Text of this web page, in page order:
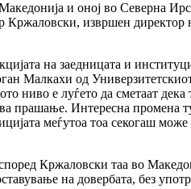
и оној во Северна
Кржаловски, извршен
на заедницата и
Малкахи од
ниво е луѓето да сметаат
прашање. Интересна промена
меѓутоа тоа секогаш
Кржаловски таа во
на довербата, без